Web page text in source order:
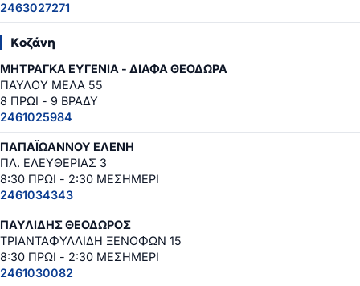
2463027271
Κοζάνη
ΜΗΤΡΑΓΚΑ ΕΥΓΕΝΙΑ - ΔΙΑΦΑ ΘΕΟΔΩΡΑ
ΠΑΥΛΟΥ ΜΕΛΑ 55
8 ΠΡΩΙ - 9 ΒΡΑΔΥ
2461025984
ΠΑΠΑΪΩΑΝΝΟΥ ΕΛΕΝΗ
ΠΛ. ΕΛΕΥΘΕΡΙΑΣ 3
8:30 ΠΡΩΙ - 2:30 ΜΕΣΗΜΕΡΙ
2461034343
ΠΑΥΛΙΔΗΣ ΘΕΟΔΩΡΟΣ
ΤΡΙΑΝΤΑΦΥΛΛΙΔΗ ΞΕΝΟΦΩΝ 15
8:30 ΠΡΩΙ - 2:30 ΜΕΣΗΜΕΡΙ
2461030082